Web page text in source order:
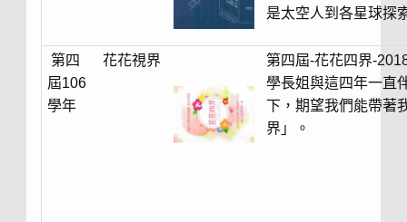
是太空人到各星球探
第四
屆106
學年
花花視界
第四屆-花花四界-
學長姐與這四年一直
下，期望我們能帶
界」。